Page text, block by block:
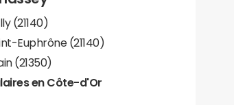
(21140)
Euphrône (21140)
(21350)
en Côte-d'Or